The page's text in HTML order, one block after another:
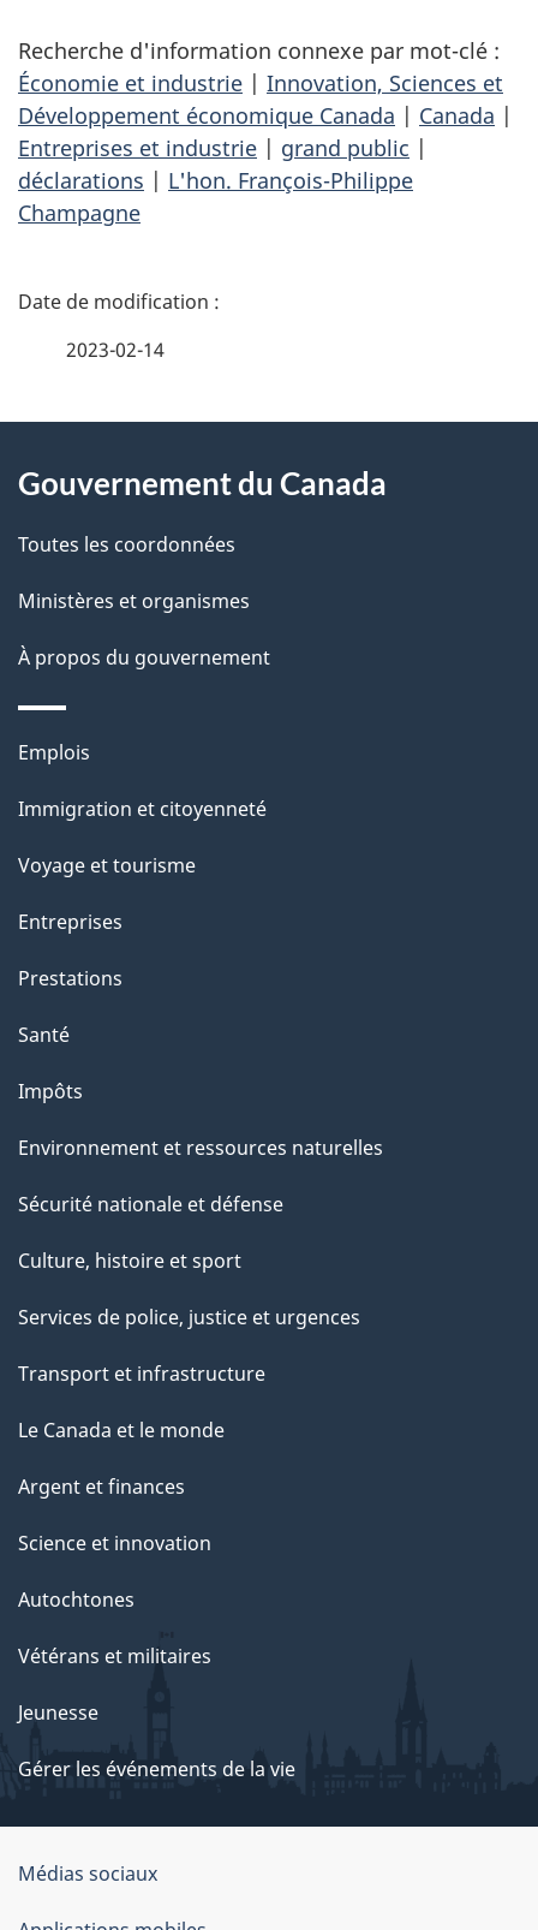
Recherche d'information connexe par mot-clé :
Économie et industrie | Innovation, Sciences et
Développement économique Canada | Canada |
Entreprises et industrie | grand public |
déclarations | L'hon. François-Philippe
Champagne
D
i
l
s
d
e
l
a
p
a
g
e
2023-02-14
propos
de
ce
site
Gouvernement du Canada
Toutes les coordonnées
Ministères et organismes
À propos du gouvernement
Thèmes
sujets
Emplois
Immigration et citoyenneté
Voyage et tourisme
Entreprises
Prestations
Santé
Impôts
Environnement et ressources naturelles
Sécurité nationale et défense
Culture, histoire et sport
Services de police, justice et urgences
Transport et infrastructure
Le Canada et le monde
Argent et finances
Science et innovation
Autochtones
Vétérans et militaires
Jeunesse
Gérer les événements de la vie
Organisation
du
Médias sociaux